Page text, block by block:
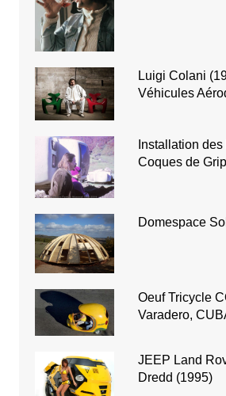
Luigi Colani
Véhicules
Installation
Coques de
Domespace
Oeuf Tricycle
Varadero,
JEEP Land
Dredd (1995)